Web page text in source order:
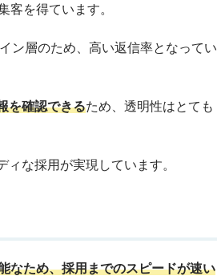
客を得ています。
ン層のため、高い返信率となってい
を確認できるため、透明性はとても
な採用が実現しています。
なため、採用までのスピードが速い